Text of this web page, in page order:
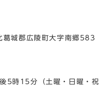
城郡広陵町大字南郷583
5時15分（土曜・日曜・祝